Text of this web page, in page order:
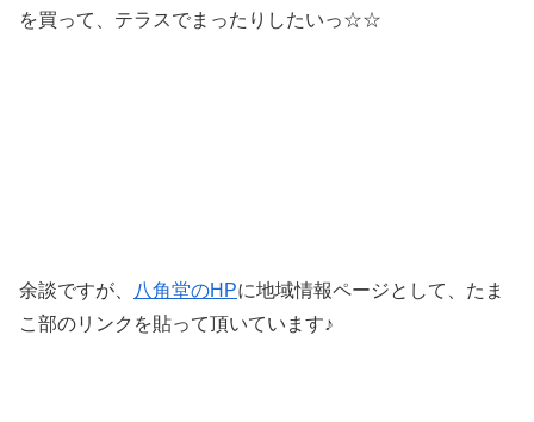
を買って、テラスでまったりしたいっ☆☆
余談ですが、 八角堂のHPに地域情報ページとして、たま
こ部のリンクを貼って頂いています♪